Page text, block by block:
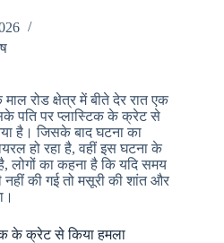
रोड क्षेत्र में बीते देर रात एक
पति पर प्लास्टिक के क्रेट से
है। जिसके बाद घटना का
हो रहा है, वहीं इस घटना के
लोगों का कहना है कि यदि समय
नहीं की गई तो मसूरी की शांत और
के क्रेट से किया हमला